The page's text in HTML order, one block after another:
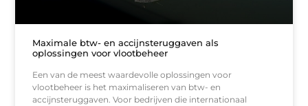
Maximale btw- en accijnsteruggaven als
oplossingen voor vlootbeheer
Een van de meest waardevolle oplossingen voor
vlootbeheer is het maximaliseren van btw- en
accijnsteruggaven. Voor bedrijven die internationaal